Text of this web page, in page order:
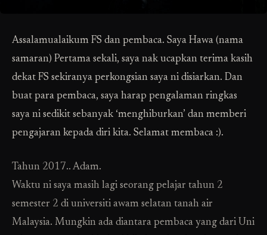
Assalamualaikum FS dan pembaca. Saya Hawa (nama
samaran) Pertama sekali, saya nak ucapkan terima kasih
dekat FS sekiranya perkongsian saya ni disiarkan. Dan
buat para pembaca, saya harap pengalaman ringkas
saya ni sedikit sebanyak ‘menghiburkan’ dan memberi
pengajaran kepada diri kita. Selamat membaca :).
Tahun 2017.. Adam.
Waktu ni saya masih lagi seorang pelajar tahun 2
semester 2 di universiti awam selatan tanah air
Malaysia. Mungkin ada diantara pembaca yang dari Uni